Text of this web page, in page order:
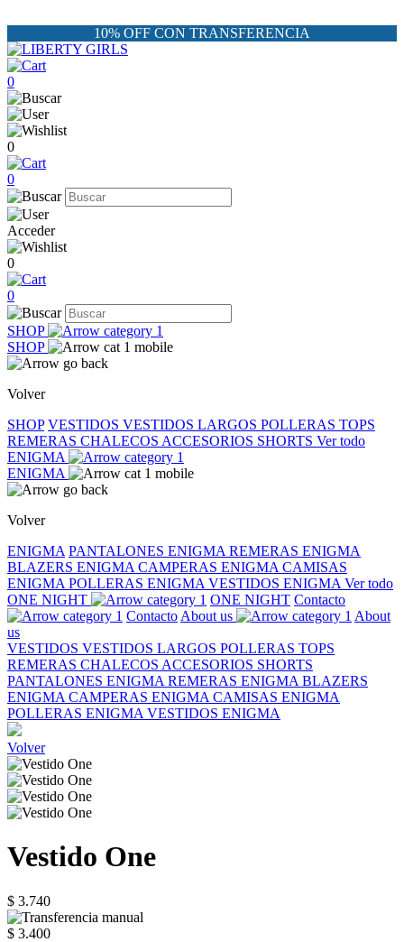
10% OFF CON TRANSFERENCIA
0
0
0
Acceder
0
0
SHOP
SHOP
Volver
SHOP VESTIDOS VESTIDOS LARGOS POLLERAS TOPS
REMERAS CHALECOS ACCESORIOS SHORTS Ver todo
ENIGMA
ENIGMA
Volver
ENIGMA PANTALONES ENIGMA REMERAS ENIGMA
BLAZERS ENIGMA CAMPERAS ENIGMA CAMISAS
ENIGMA POLLERAS ENIGMA VESTIDOS ENIGMA Ver todo
ONE NIGHT
ONE NIGHT Contacto
Contacto About us
About
us
VESTIDOS VESTIDOS LARGOS POLLERAS TOPS
REMERAS CHALECOS ACCESORIOS SHORTS
PANTALONES ENIGMA REMERAS ENIGMA BLAZERS
ENIGMA CAMPERAS ENIGMA CAMISAS ENIGMA
POLLERAS ENIGMA VESTIDOS ENIGMA
Volver
Vestido One
$ 3.740
$ 3.400